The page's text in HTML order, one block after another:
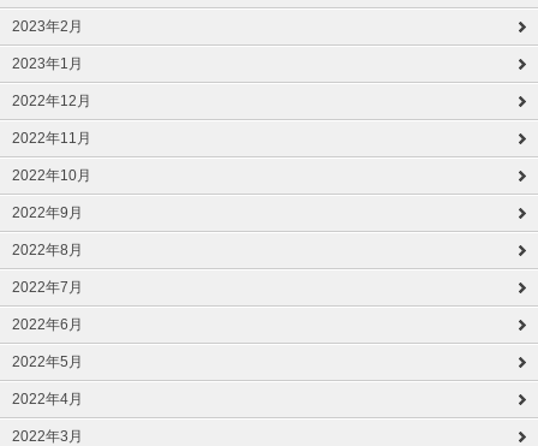
2023年2月
2023年1月
2022年12月
2022年11月
2022年10月
2022年9月
2022年8月
2022年7月
2022年6月
2022年5月
2022年4月
2022年3月